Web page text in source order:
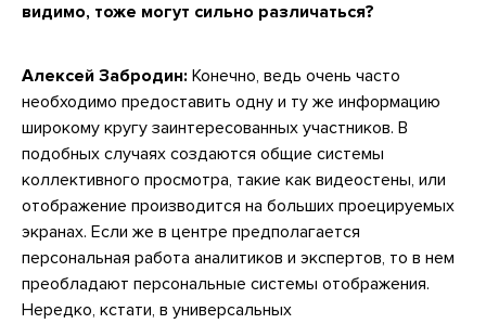
видимо, тоже могут сильно различаться?
Алексей Забродин: Конечно, ведь очень часто
необходимо предоставить одну и ту же информацию
широкому кругу заинтересованных участников. В
подобных случаях создаются общие системы
коллективного просмотра, такие как видеостены, или
отображение производится на больших проецируемых
экранах. Если же в центре предполагается
персональная работа аналитиков и экспертов, то в нем
преобладают персональные системы отображения.
Нередко, кстати, в универсальных